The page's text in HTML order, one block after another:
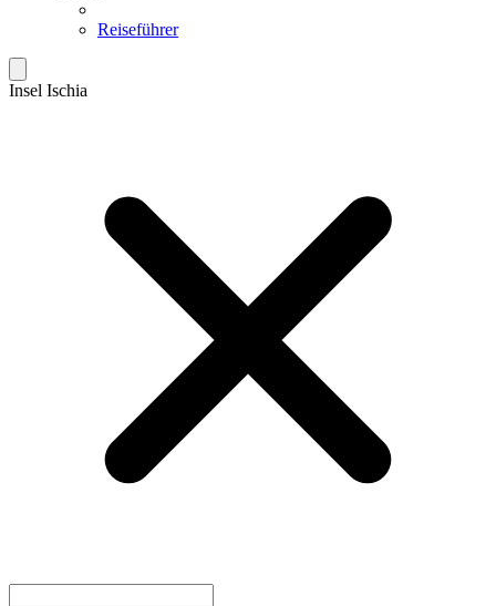
Reiseführer
Insel Ischia